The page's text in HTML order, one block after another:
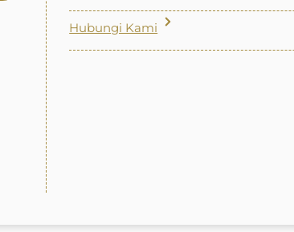
Hubungi Kami